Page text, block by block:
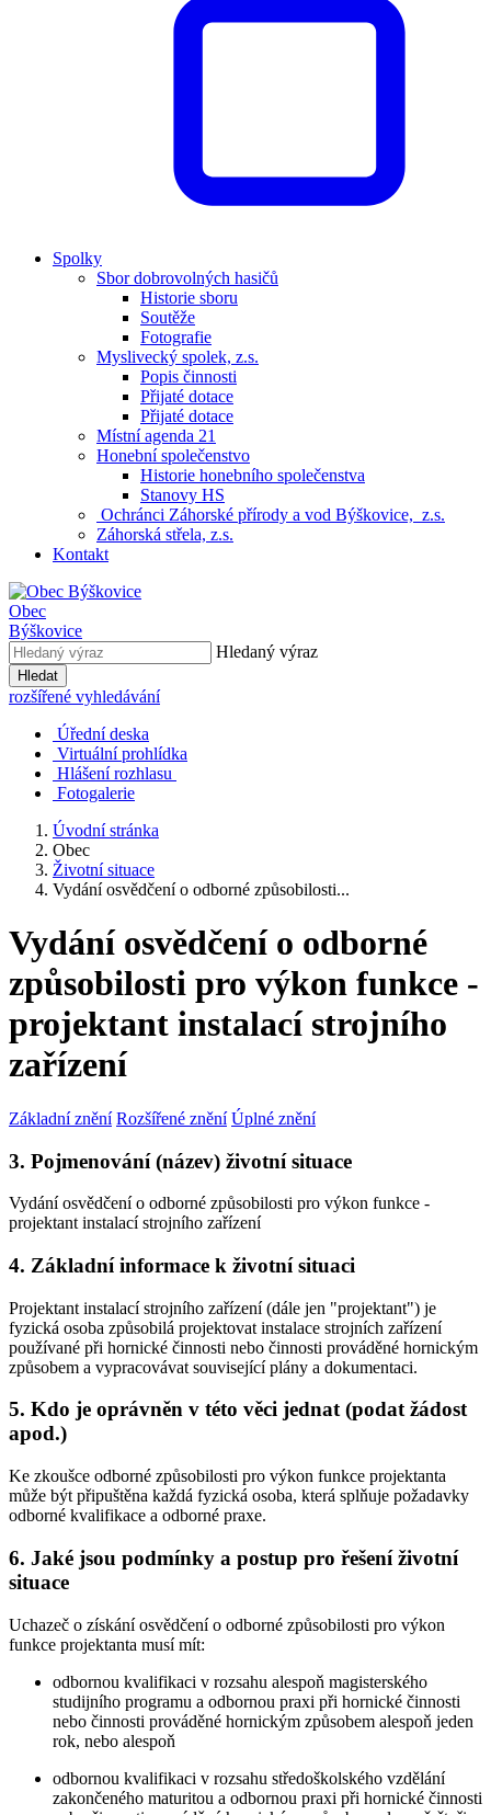
Spolky
Sbor dobrovolných hasičů
Historie sboru
Soutěže
Fotografie
Myslivecký spolek, z.s.
Popis činnosti
Přijaté dotace
Přijaté dotace
Místní agenda 21
Honební společenstvo
Historie honebního společenstva
Stanovy HS
Ochránci Záhorské přírody a vod Býškovice, z.s.
Záhorská střela, z.s.
Kontakt
Obec
Býškovice
Hledaný výraz
Hledat
rozšířené vyhledávání
Úřední deska
Virtuální prohlídka
Hlášení rozhlasu
Fotogalerie
Úvodní stránka
Obec
Životní situace
Vydání osvědčení o odborné způsobilosti...
Vydání osvědčení o odborné
způsobilosti pro výkon funkce -
projektant instalací strojního
zařízení
Základní znění Rozšířené znění Úplné znění
3. Pojmenování (název) životní situace
Vydání osvědčení o odborné způsobilosti pro výkon funkce -
projektant instalací strojního zařízení
4. Základní informace k životní situaci
Projektant instalací strojního zařízení (dále jen "projektant") je
fyzická osoba způsobilá projektovat instalace strojních zařízení
používané při hornické činnosti nebo činnosti prováděné hornickým
způsobem a vypracovávat související plány a dokumentaci.
5. Kdo je oprávněn v této věci jednat (podat žádost
apod.)
Ke zkoušce odborné způsobilosti pro výkon funkce projektanta
může být připuštěna každá fyzická osoba, která splňuje požadavky
odborné kvalifikace a odborné praxe.
6. Jaké jsou podmínky a postup pro řešení životní
situace
Uchazeč o získání osvědčení o odborné způsobilosti pro výkon
funkce projektanta musí mít:
odbornou kvalifikaci v rozsahu alespoň magisterského
studijního programu a odbornou praxi při hornické činnosti
nebo činnosti prováděné hornickým způsobem alespoň jeden
rok, nebo alespoň
odbornou kvalifikaci v rozsahu středoškolského vzdělání
zakončeného maturitou a odbornou praxi při hornické činnosti